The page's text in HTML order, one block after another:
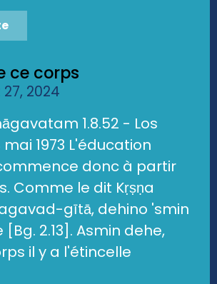
ce corps
2024
1.8.52 - Los
mai 1973 L'éducation
donc à partir
Comme le dit Kṛṣṇa
gītā, dehino 'smin
2.13]. Asmin dehe,
il y a l'étincelle